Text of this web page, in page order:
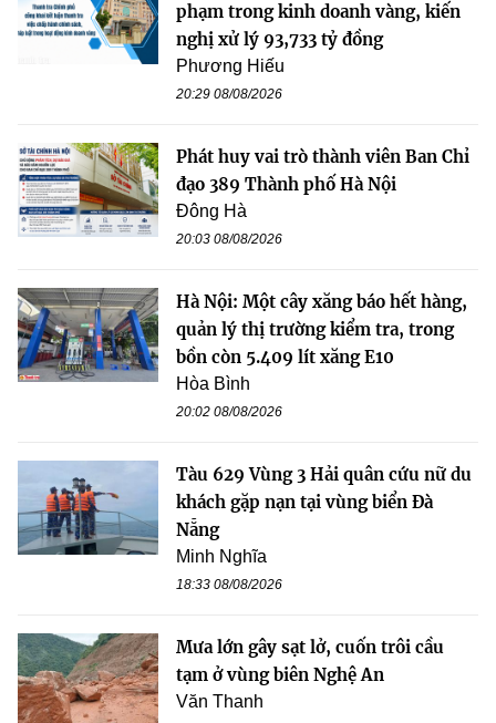
phạm trong kinh doanh vàng, kiến
nghị xử lý 93,733 tỷ đồng
Phương Hiếu
20:29 08/08/2026
Phát huy vai trò thành viên Ban Chỉ
đạo 389 Thành phố Hà Nội
Đông Hà
20:03 08/08/2026
Hà Nội: Một cây xăng báo hết hàng,
quản lý thị trường kiểm tra, trong
bồn còn 5.409 lít xăng E10
Hòa Bình
20:02 08/08/2026
Tàu 629 Vùng 3 Hải quân cứu nữ du
khách gặp nạn tại vùng biển Đà
Nẵng
Minh Nghĩa
18:33 08/08/2026
Mưa lớn gây sạt lở, cuốn trôi cầu
tạm ở vùng biên Nghệ An
Văn Thanh